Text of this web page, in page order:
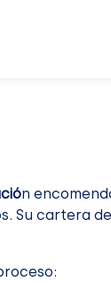
n
Su cartera